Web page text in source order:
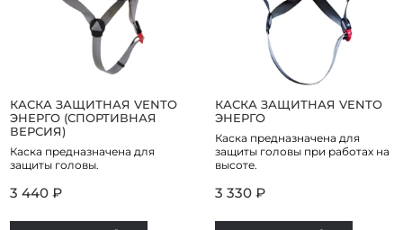
КАСКА ЗАЩИТНАЯ VENTO
ЭНЕРГО (СПОРТИВНАЯ
ВЕРСИЯ)
Каска предназначена для
защиты головы.
3 440 ₽
КАСКА ЗАЩИТНАЯ VENTO
ЭНЕРГО
Каска предназначена для
защиты головы при работах на
высоте.
3 330 ₽